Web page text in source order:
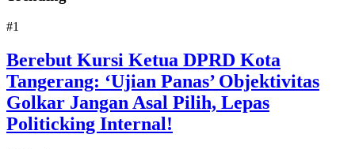
#1
Berebut Kursi Ketua DPRD Kota
Tangerang: ‘Ujian Panas’ Objektivitas
Golkar Jangan Asal Pilih, Lepas
Politicking Internal!